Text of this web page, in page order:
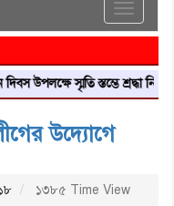
Toggle
স্মৃতি স্তম্ভে শ্রদ্ধা নিবেদন
উদ্যোগে
১৩৮৫ Time View